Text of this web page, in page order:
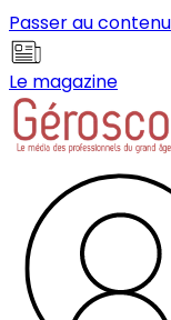
Passer au contenu
Le magazine
Panneau de